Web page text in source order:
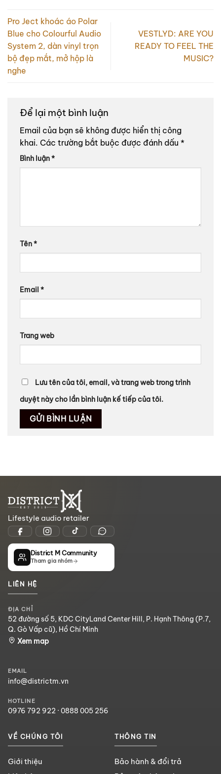
Pro Ject khoác áo Polar
Blue cho Colourful Audio
System 2, dàn vinyl trọn
bộ đẹp mắt, mở hộp là
nghe
VESTLYD: ARE YOU
READY TO FEEL THE
MUSIC?
Để lại một bình luận
Email của bạn sẽ không được hiển thị công
khai. Các trường bắt buộc được đánh dấu *
Bình luận*
Tên*
Email *
Trang web
Lưu tên của tôi, email, và trang web trong trình
duyệt này cho lần bình luận kế tiếp của tôi.
Lifestyle audio retailer
District M Community
Tham gia nhóm
LIÊN HỆ
ĐỊA CHỈ
52 đường số 5, KDC CityLand Center Hill, P. Hạnh Thông (P.7,
Q. Gò Vấp cũ), Hồ Chí Minh
Xem map
EMAIL
info@districtm.vn
HOTLINE
0976 792 922 · 0888 005 256
VỀ CHÚNG TÔI
Giới thiệu
THÔNG TIN
Bảo hành & đổi trả